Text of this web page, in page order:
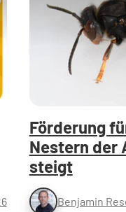
Förderung
Nestern der
steigt
Benjamin